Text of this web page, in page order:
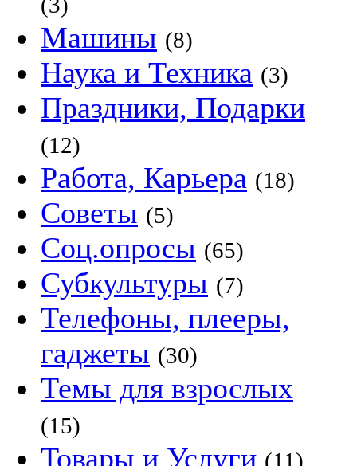
Машины (8)
Наука и Техника (3)
Праздники, Подарки
(12)
Работа, Карьера (18)
Советы (5)
Соц.опросы (65)
Субкультуры (7)
Телефоны, плееры,
гаджеты (30)
Темы для взрослых
(15)
Товары и Услуги (11)